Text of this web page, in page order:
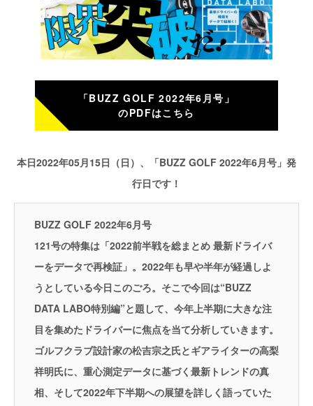
「BUZZ GOLF 2022年6月号」
のPDFはこちら
本日2022年05月15日（日）、「BUZZ GOLF 2022年6月号」発
行日です！
BUZZ GOLF 2022年6月号
121号の特集は「2022前半戦を総まとめ 最新ドライバ
ーをデータで再検証」。2022年も早や半年が経過しよ
うとしている今日このごろ。そこで今回は“BUZZ
DATA LABO特別編”と題して、今年上半期に大きな注
目を集めたドライバーに焦点を当て分析していきます。
ゴルフクラブ設計家の松吉宗之氏とギアライターの高梨
祥明氏に、重心測定データに基づく最新トレンドの真
相、そして2022年下半期への展望を詳しく語っていた